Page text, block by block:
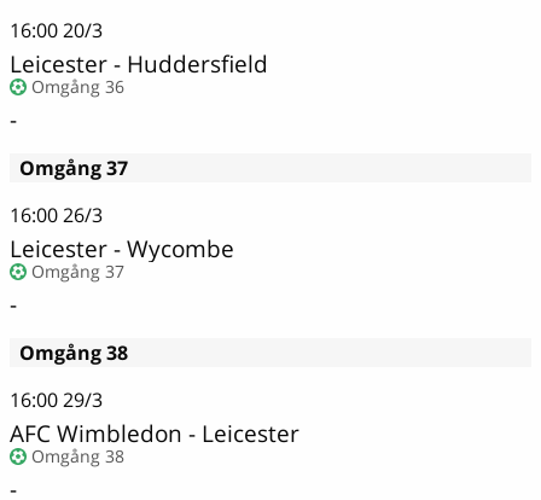
16:0020/3
Leicester - Huddersfield
Omgång 36
-
Omgång 37
16:0026/3
Leicester - Wycombe
Omgång 37
-
Omgång 38
16:0029/3
AFC Wimbledon - Leicester
Omgång 38
-